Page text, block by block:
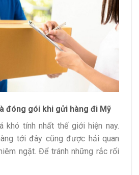
đóng gói khi gửi hàng đi Mỹ
khó tính nhất thế giới hiện nay.
tới đây cũng được hải quan
ngặt. Để tránh những rắc rối